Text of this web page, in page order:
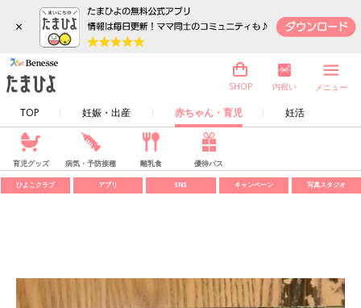
×
TOP 妊娠・出産 赤ちゃん・育児 妊活
SHOP 内祝い メニュー
育児グッズ 病気・予防接種 離乳食 優待パス
ひよこクラブ アプリ SNS キャンペーン 写真スタジオ